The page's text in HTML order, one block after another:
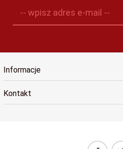
-- wpisz adres e-mail --
Informacje
Kontakt